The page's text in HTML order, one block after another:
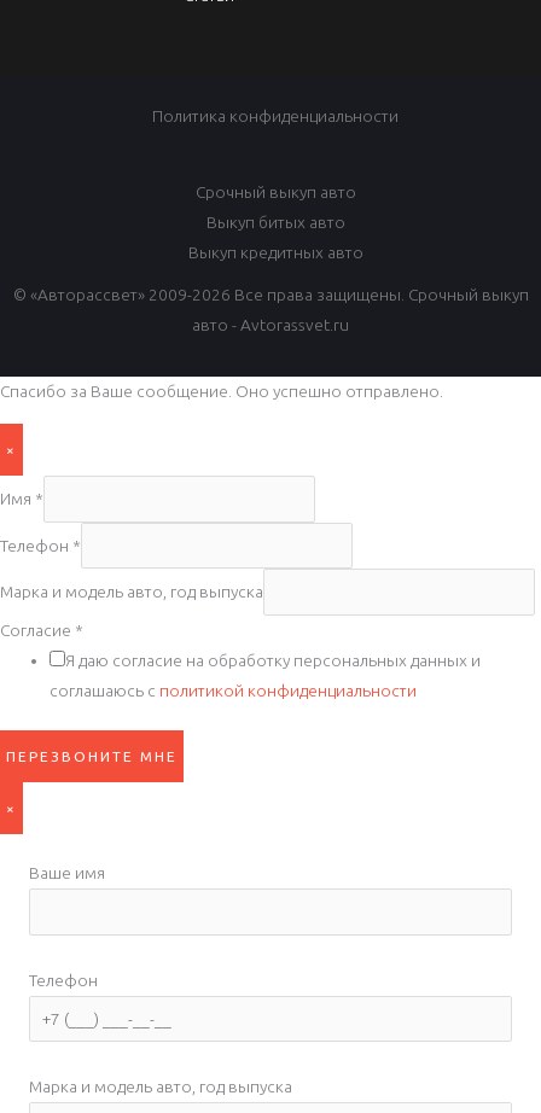
Политика конфиденциальности
Срочный выкуп авто
Выкуп битых авто
Выкуп кредитных авто
© «Авторассвет» 2009-2026 Все права защищены. Срочный выкуп
авто - Avtorassvet.ru
Спасибо за Ваше сообщение. Оно успешно отправлено.
×
Имя *
Телефон *
Марка и модель авто, год выпуска
Согласие *
Я даю согласие на обработку персональных данных и
соглашаюсь с политикой конфиденциальности
ПЕРЕЗВОНИТЕ МНЕ
×
Ваше имя
Телефон
Марка и модель авто, год выпуска